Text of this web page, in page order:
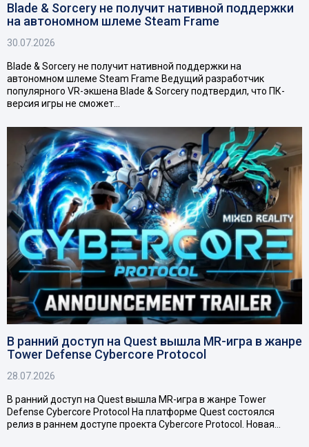
Blade & Sorcery не получит нативной поддержки
на автономном шлеме Steam Frame
30.07.2026
Blade & Sorcery не получит нативной поддержки на
автономном шлеме Steam Frame Ведущий разработчик
популярного VR-экшена Blade & Sorcery подтвердил, что ПК-
версия игры не сможет…
В ранний доступ на Quest вышла MR-игра в жанре
Tower Defense Cybercore Protocol
28.07.2026
В ранний доступ на Quest вышла MR-игра в жанре Tower
Defense Cybercore Protocol На платформе Quest состоялся
релиз в раннем доступе проекта Cybercore Protocol. Новая…